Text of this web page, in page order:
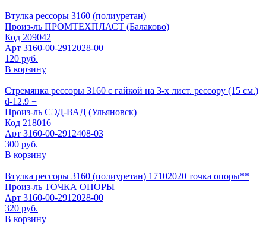
Втулка рессоры 3160 (полиуретан)
Произ-ль ПРОМТЕХПЛАСТ (Балаково)
Код 209042
Арт 3160-00-2912028-00
120 руб.
В корзину
Стремянка рессоры 3160 с гайкой на 3-х лист. рессору (15 см.)
d-12.9 +
Произ-ль СЭД-ВАД (Ульяновск)
Код 218016
Арт 3160-00-2912408-03
300 руб.
В корзину
Втулка рессоры 3160 (полиуретан) 17102020 точка опоры**
Произ-ль ТОЧКА ОПОРЫ
Арт 3160-00-2912028-00
320 руб.
В корзину